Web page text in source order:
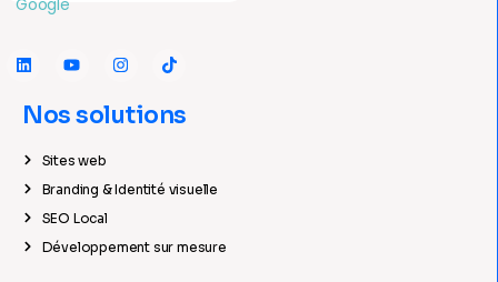
Nos solutions
Sites web
Branding & Identité visuelle
SEO Local
Développement sur mesure